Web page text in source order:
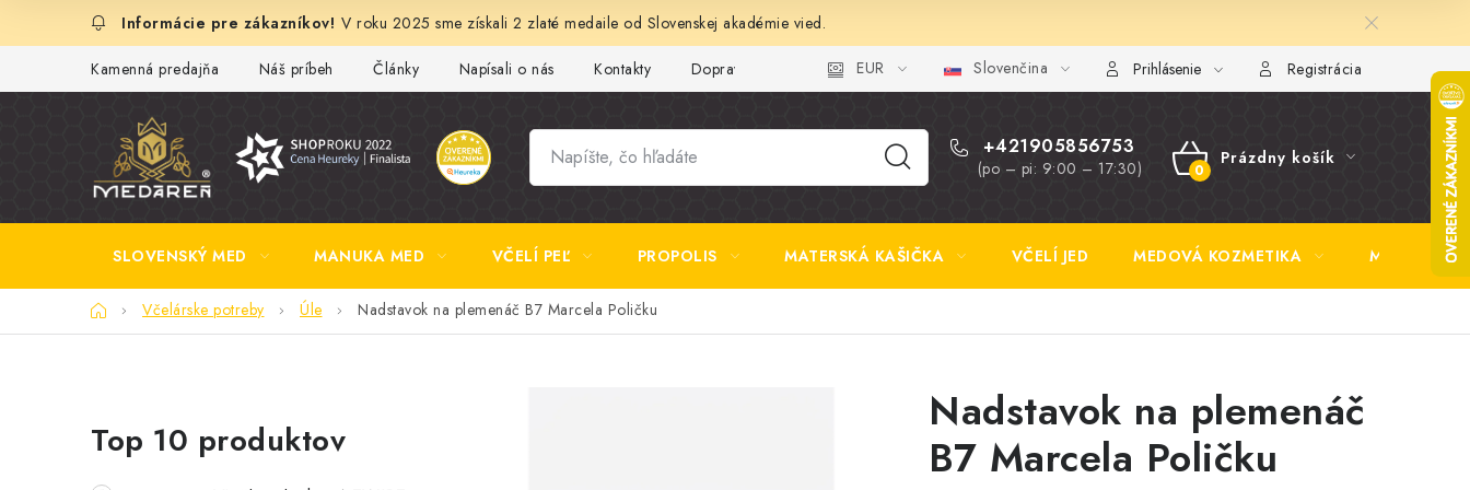
V roku 2025 sme získali 2 zlaté medaile od Slovenskej akadémie vied.
Kamenná predajňa Náš príbeh Články Napísali o nás Kontakty Doprava a platba Najčastejšie otázky FAQ Fotogaléria Obchodné podmienky Ochrana
EUR Slovenčina Prihlásenie Registrácia
+421905856753
(po – pi: 9:00 – 17:30)
NÁKUPNÝ
KOŠÍK
Prázdny košík
SLOVENSKÝ MED MANUKA MED VČELÍ PEĽ PROPOLIS MATERSKÁ KAŠIČKA VČELÍ JED MEDOVÁ KOZMETIKA MEDOVINA
DomovVčelárske potreby Úle Nadstavok na plemenáč B7 Marcela Poličku
o
Top 10 produktov
Nadstavok na plemenáč
B7 Marcela Poličku